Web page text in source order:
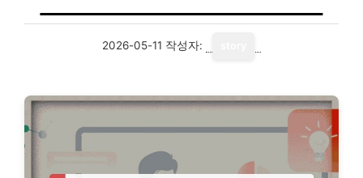
2026-05-11 작성자: